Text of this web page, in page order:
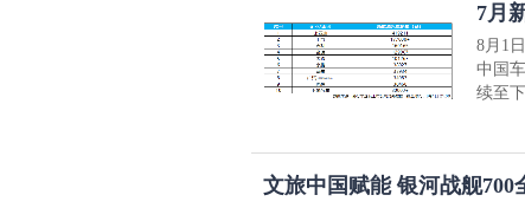
7月
8月1
中国
续至
文旅中国赋能 银河战舰700